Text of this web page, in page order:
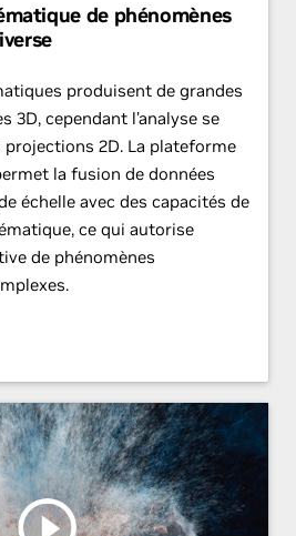
de phénomènes
produisent de grandes
3D, cependant l’analyse se
2D. La plateforme
la fusion de données
échelle avec des capacités de
ce qui autorise
de phénomènes